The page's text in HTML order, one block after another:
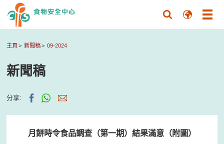
主頁 新聞稿 09-2024
新聞稿
分享:
月餅時令食品調查（第一期）結果滿意（附圖）